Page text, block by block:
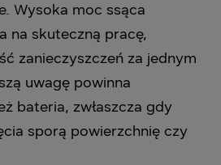
Wysoka moc ssąca
na skuteczną pracę,
zanieczyszczeń za jednym
uwagę powinna
bateria, zwłaszcza gdy
sporą powierzchnię czy